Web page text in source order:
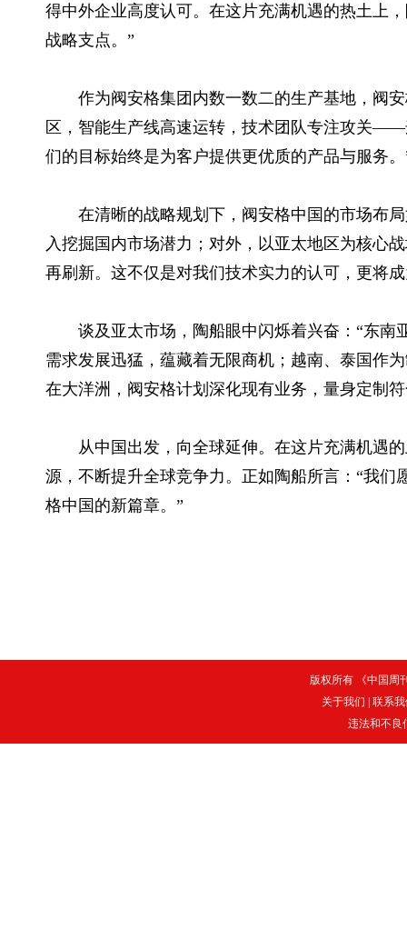
得中外企业高度认可。在这片充满机遇的热土上
战略支点。”
作为阀安格集团内数一数二的生产基地，阀
区，智能生产线高速运转，技术团队专注攻关
们的目标始终是为客户提供更优质的产品与服务
在清晰的战略规划下，阀安格中国的市场布
入挖掘国内市场潜力；对外，以亚太地区为核心
再刷新。这不仅是对我们技术实力的认可，更将
谈及亚太市场，陶船眼中闪烁着兴奋：“东
需求发展迅猛，蕴藏着无限商机；越南、泰国作
在大洋洲，阀安格计划深化现有业务，量身定制
从中国出发，向全球延伸。在这片充满机遇
源，不断提升全球竞争力。正如陶船所言：“我
格中国的新篇章。”
版权所有 《中国周
关于我们
联系
违法和不良